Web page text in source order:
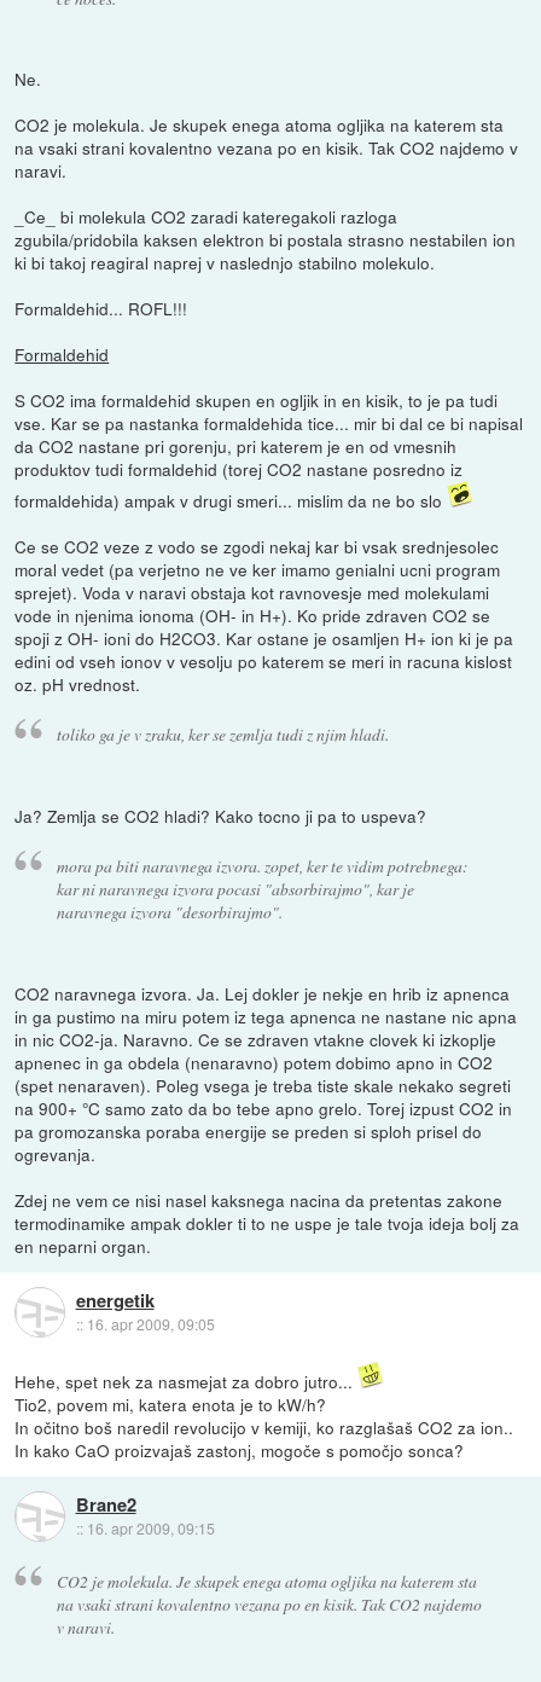
Ne.
CO2 je molekula. Je skupek enega atoma ogljika na katerem sta
na vsaki strani kovalentno vezana po en kisik. Tak CO2 najdemo v
naravi.
_Ce_ bi molekula CO2 zaradi kateregakoli razloga
zgubila/pridobila kaksen elektron bi postala strasno nestabilen ion
ki bi takoj reagiral naprej v naslednjo stabilno molekulo.
Formaldehid... ROFL!!!
Formaldehid
S CO2 ima formaldehid skupen en ogljik in en kisik, to je pa tudi
vse. Kar se pa nastanka formaldehida tice... mir bi dal ce bi napisal
da CO2 nastane pri gorenju, pri katerem je en od vmesnih
produktov tudi formaldehid (torej CO2 nastane posredno iz
formaldehida) ampak v drugi smeri... mislim da ne bo slo
Ce se CO2 veze z vodo se zgodi nekaj kar bi vsak srednjesolec
moral vedet (pa verjetno ne ve ker imamo genialni ucni program
sprejet). Voda v naravi obstaja kot ravnovesje med molekulami
vode in njenima ionoma (OH- in H+). Ko pride zdraven CO2 se
spoji z OH- ioni do H2CO3. Kar ostane je osamljen H+ ion ki je pa
edini od vseh ionov v vesolju po katerem se meri in racuna kislost
oz. pH vrednost.
toliko ga je v zraku, ker se zemlja tudi z njim hladi.
Ja? Zemlja se CO2 hladi? Kako tocno ji pa to uspeva?
mora pa biti naravnega izvora. zopet, ker te vidim potrebnega:
kar ni naravnega izvora pocasi "absorbirajmo", kar je
naravnega izvora "desorbirajmo".
CO2 naravnega izvora. Ja. Lej dokler je nekje en hrib iz apnenca
in ga pustimo na miru potem iz tega apnenca ne nastane nic apna
in nic CO2-ja. Naravno. Ce se zdraven vtakne clovek ki izkoplje
apnenec in ga obdela (nenaravno) potem dobimo apno in CO2
(spet nenaraven). Poleg vsega je treba tiste skale nekako segreti
na 900+ °C samo zato da bo tebe apno grelo. Torej izpust CO2 in
pa gromozanska poraba energije se preden si sploh prisel do
ogrevanja.
Zdej ne vem ce nisi nasel kaksnega nacina da pretentas zakone
termodinamike ampak dokler ti to ne uspe je tale tvoja ideja bolj za
en neparni organ.
energetik
:: 16. apr 2009, 09:05
Hehe, spet nek za nasmejat za dobro jutro...
Tio2, povem mi, katera enota je to kW/h?
In očitno boš naredil revolucijo v kemiji, ko razglašaš CO2 za ion..
In kako CaO proizvajaš zastonj, mogoče s pomočjo sonca?
Brane2
:: 16. apr 2009, 09:15
CO2 je molekula. Je skupek enega atoma ogljika na katerem sta
na vsaki strani kovalentno vezana po en kisik. Tak CO2 najdemo
v naravi.